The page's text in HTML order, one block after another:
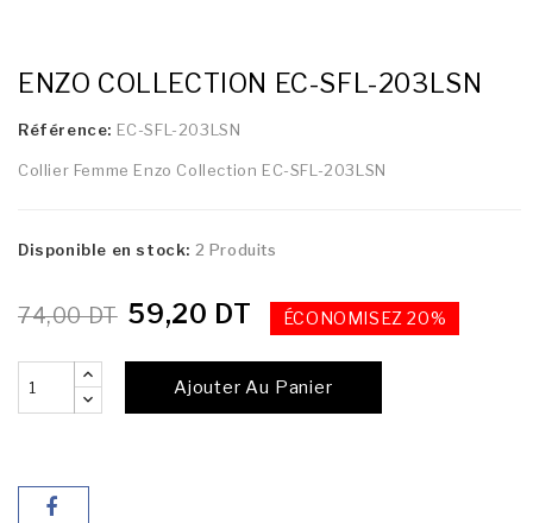
ENZO COLLECTION EC-SFL-203LSN
Référence: EC-SFL-203LSN
Collier Femme Enzo Collection EC-SFL-203LSN
Disponible en stock: 2 Produits
74,00 DT 59,20 DT ÉCONOMISEZ 20%
Ajouter Au Panier